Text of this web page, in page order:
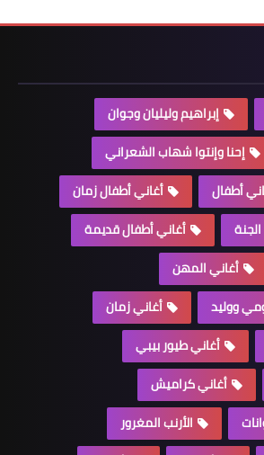
إبراهيم وليليان وجوان
إحنا وإنتوا شهاب الشعراني
أطفال
أغاني أطفال زمان
أغاني أطفال قديمة
أغاني المهن
ووليد
أغاني زمان
أغاني طيور بيبي
أغاني كراميش
الأرنب المغرور